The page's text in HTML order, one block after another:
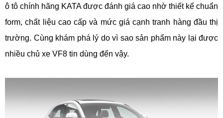
ô tô chính hãng KATA được đánh giá cao nhờ thiết kế chuẩn
form, chất liệu cao cấp và mức giá cạnh tranh hàng đầu thị
trường. Cùng khám phá lý do vì sao sản phẩm này lại được
nhiều chủ xe VF8 tin dùng đến vậy.